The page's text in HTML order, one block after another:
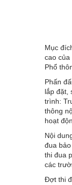
Mục
cao
Phổ
Phấn
lắp đặt,
trình:
thông
hoạt
Nội
đua
thi đua
các
Đợt thi